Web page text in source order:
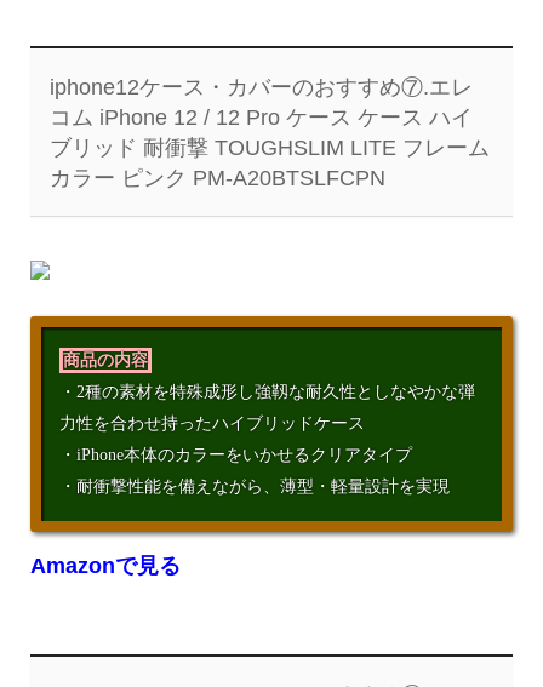
iphone12ケース・カバーのおすすめ⑦.エレ
コム iPhone 12 / 12 Pro ケース ケース ハイ
ブリッド 耐衝撃 TOUGHSLIM LITE フレーム
カラー ピンク PM-A20BTSLFCPN
商品の内容
・2種の素材を特殊成形し強靱な耐久性としなやかな弾
力性を合わせ持ったハイブリッドケース
・iPhone本体のカラーをいかせるクリアタイプ
・耐衝撃性能を備えながら、薄型・軽量設計を実現
Amazonで見る